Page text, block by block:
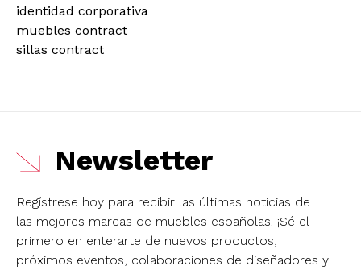
identidad corporativa
muebles contract
sillas contract
Newsletter
Regístrese hoy para recibir las últimas noticias de
las mejores marcas de muebles españolas. ¡Sé el
primero en enterarte de nuevos productos,
próximos eventos, colaboraciones de diseñadores y